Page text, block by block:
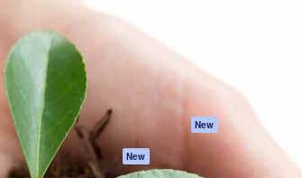
시,AI 어시스턴트
AI 이미지 생성기
AI 동영상 생성기
AI 텍스트 음성 변환
스톡 콘텐츠
Claude/ChatGPT
용 MCP
New
지원
이용 약관
개인정보 보호 정책
원본 New
쿠키 정책
Trust Center